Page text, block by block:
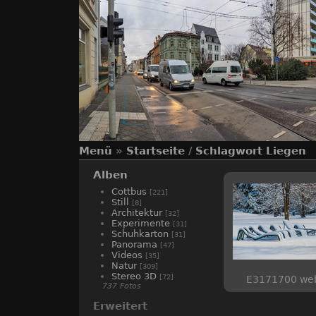
Menü » Startseite / Schlagwort Liegen
Alben
Cottbus [221]
Still [8]
Architektur [32]
Experimente [31]
Schuhkarton [31]
Panorama [47]
Videos [35]
Natur [309]
Stereo 3D [72]
737 Fotos
Erweitert
E3171700